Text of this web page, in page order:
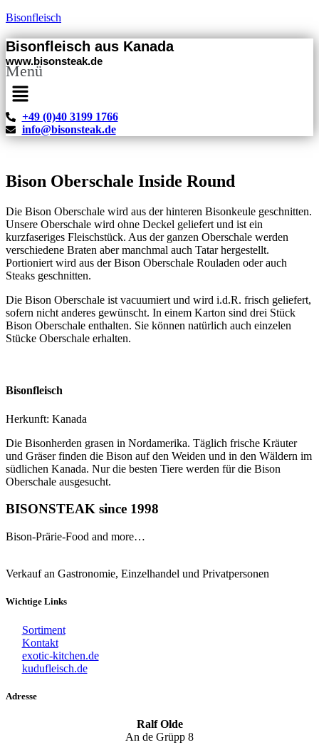
Bisonfleisch
Bisonfleisch aus Kanada
www.bisonsteak.de
Menü
+49 (0)40 3199 1766
info@bisonsteak.de
Bison Oberschale Inside Round
Die Bison Oberschale wird aus der hinteren Bisonkeule geschnitten.
Unsere Oberschale wird ohne Deckel geliefert und ist ein
kurzfaseriges Fleischstück. Aus der ganzen Oberschale werden
verschiedene Braten aber manchmal auch Tatar hergestellt.
Portioniert wird aus der Bison Oberschale Rouladen oder auch
Steaks geschnitten.
Die Bison Oberschale ist vacuumiert und wird i.d.R. frisch geliefert,
sofern nicht anderes gewünscht. In einem Karton sind drei Stück
Bison Oberschale enthalten. Sie können natürlich auch einzelen
Stücke Oberschale erhalten.
Bisonfleisch
Herkunft: Kanada
Die Bisonherden grasen in Nordamerika. Täglich frische Kräuter
und Gräser finden die Bison auf den Weiden und in den Wäldern im
südlichen Kanada. Nur die besten Tiere werden für die Bison
Oberschale ausgesucht.
BISONSTEAK since 1998
Bison-Prärie-Food and more…
Verkauf an Gastronomie, Einzelhandel und Privatpersonen
Wichtige Links
Sortiment
Kontakt
exotic-kitchen.de
kudufleisch.de
Adresse
Ralf Olde
An de Grüpp 8